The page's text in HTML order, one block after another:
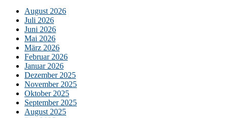
August 2026
Juli 2026
Juni 2026
Mai 2026
März 2026
Februar 2026
Januar 2026
Dezember 2025
November 2025
Oktober 2025
September 2025
August 2025